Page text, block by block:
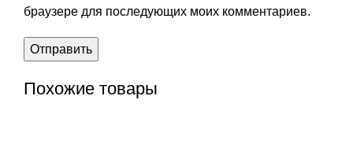
браузере для последующих моих комментариев.
Похожие товары